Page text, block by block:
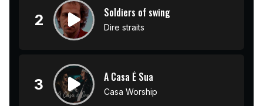
2 Soldiers of swing
Dire straits
3 A Casa É Sua
Casa Worship